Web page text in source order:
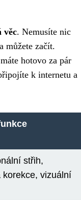
věc. Nemusíte nic
můžete začít.
hotovo za pár
k internetu a
střih,
korekce, vizuální